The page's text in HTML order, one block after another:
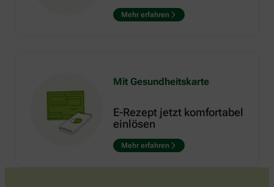
Mehr erfahren
Mit Gesundheitskarte
E-Rezept jetzt komfortabel
einlösen
Mehr erfahren